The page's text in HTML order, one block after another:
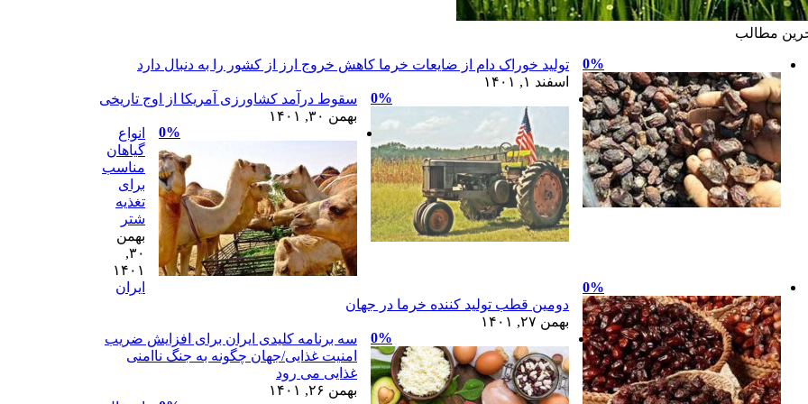
مطالب
0%
تولید خوراک دام از ضایعات خرما کاهش خروج ارز از کشور را به دنبال دارد
اسفند ۱, ۱۴۰۱
0%
سقوط درآمد کشاورزی آمریکا از اوج تاریخی
بهمن ۳۰, ۱۴۰۱
0%
انواع
گیاهان
مناسب
برای
تغذیه
شتر
بهمن
۳۰,
۱۴۰۱
0%
ایران
دومین قطب تولید کننده خرما در جهان
بهمن ۲۷, ۱۴۰۱
0%
سه برنامه کلیدی ایران برای افزایش ضریب
امنیت غذایی/جهان چگونه به جنگ ناامنی
غذایی می رود
بهمن ۲۶, ۱۴۰۱